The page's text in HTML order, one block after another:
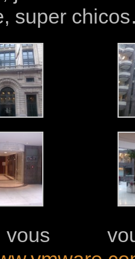
super